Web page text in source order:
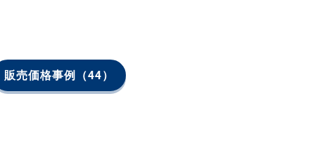
販売価格事例 （44）